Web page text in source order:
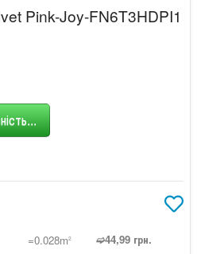
Pink-Joy-FN6T3HDPI1
=0.028m2 ➫44,99 грн.